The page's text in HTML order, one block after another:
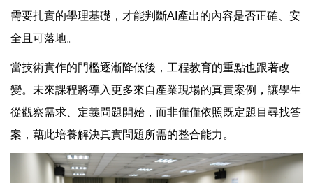
需要扎實的學理基礎，才能判斷AI產出的內容是否正確、安
全且可落地。
當技術實作的門檻逐漸降低後，工程教育的重點也跟著改
變。未來課程將導入更多來自產業現場的真實案例，讓學生
從觀察需求、定義問題開始，而非僅僅依照既定題目尋找答
案，藉此培養解決真實問題所需的整合能力。